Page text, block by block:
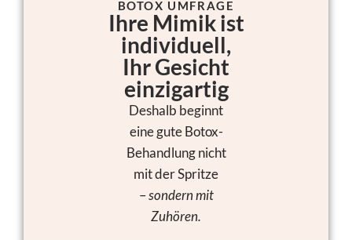
BOTOX UMFRAGE
Ihre Mimik ist
individuell,
Ihr Gesicht
einzigartig
Deshalb beginnt
eine gute Botox-
Behandlung nicht
mit der Spritze
–sondern mit
Zuhören.